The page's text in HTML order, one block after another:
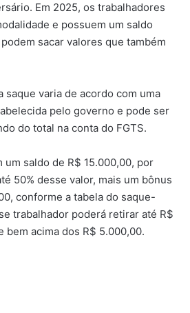
Em 2025, os trabalhadores
e possuem um saldo
sacar valores que também
saque varia de acordo com uma
pelo governo e pode ser
do total na conta do FGTS.
um saldo de R$ 15.000,00, por
50% desse valor, mais um bônus
conforme a tabela do saque-
trabalhador poderá retirar até R$
bem acima dos R$ 5.000,00.